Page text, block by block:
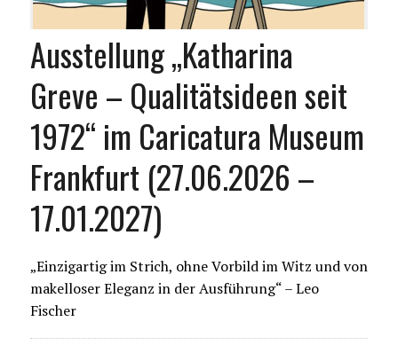
Ausstellung „Katharina
Greve – Qualitätsideen seit
1972“ im Caricatura Museum
Frankfurt (27.06.2026 –
17.01.2027)
„Einzigartig im Strich, ohne Vorbild im Witz und von
makelloser Eleganz in der Ausführung“ – Leo
Fischer